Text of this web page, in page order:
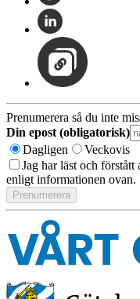
Prenumerera så du inte
Din epost (obligatorisk)
Dagligen
Veckovis
Jag har läst och
enligt informationen ovan.